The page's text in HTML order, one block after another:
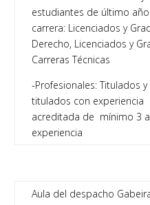
estudiantes de último
carrera: Licenciados y
Derecho, Licenciados y
Carreras Técnicas
-Profesionales: Titulados
titulados con experiencia
acreditada de mínimo 3
experiencia
Aula del despacho